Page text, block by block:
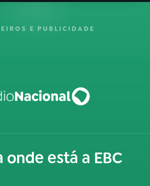
E PUBLICIDADE
onde está a EBC